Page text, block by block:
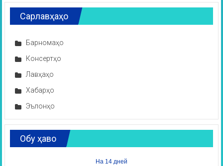
Сарлавҳаҳо
Барномаҳо
Консертҳо
Лавҳаҳо
Хабарҳо
Эълонҳо
Обу ҳаво
На 14 дней